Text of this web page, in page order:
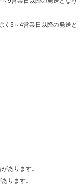
く3～4営業日以降の発送と
あります。
ります。